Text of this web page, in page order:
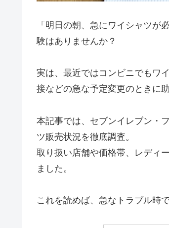
「明日の朝、急にワイシャツ
験はありませんか？
実は、最近ではコンビニでもワ
接などの急な予定変更のときに
本記事では、セブンイレブン・
ツ販売状況を徹底調査。
取り扱い店舗や価格帯、レディ
ました。
これを読めば、急なトラブル時